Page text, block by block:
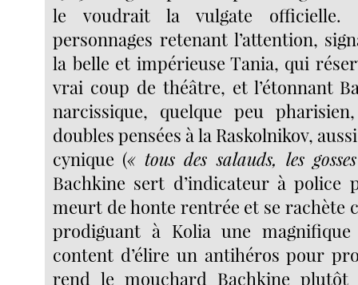
le voudrait la vulgate officielle.
personnages retenant l’attention,
la belle et impérieuse Tania, qui
vrai coup de théâtre, et l’étonnant
narcissique, quelque peu
doubles pensées à la Raskolnikov,
cynique (« tous des salauds, les
Bachkine sert d’indicateur à police
meurt de honte rentrée et se rachète
prodiguant à Kolia une magnifique
content d’élire un antihéros pour
rend le mouchard Bachkine plutôt